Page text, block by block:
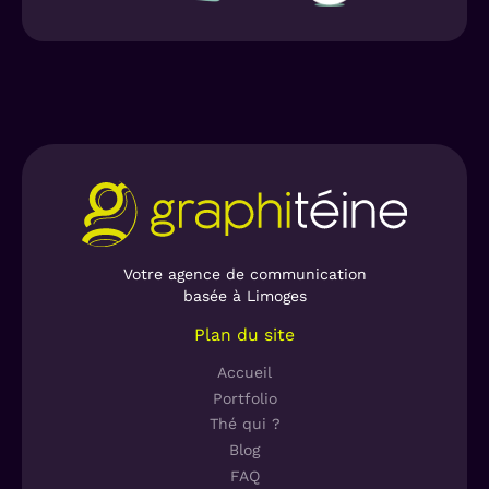
caractère classique et à empattements
participe pleinement à l’image d’une marque «
valeur fondamentale – une illustration
accompagne l’identité nominale. Le choix d’un
traité « fait-main » et d’un effet de matière
évoquant la laine, la couture, le fil, apporte
une grande douceur à l’identité. Les couleurs
douces renforcent cet esprit « cocooning ».
Une proposition d’accroche « L’éthique en
tête, la qualité fait-main » positionne
fortement la marque comme étant engagée,
suggérant par là même une volonté de
fabrication dans le respect de l’homme et par
extension de son terroir (collaboration avec
Votre agence de communication
basée à Limoges
Plan du site
Accueil
Portfolio
Thé qui ?
Blog
FAQ